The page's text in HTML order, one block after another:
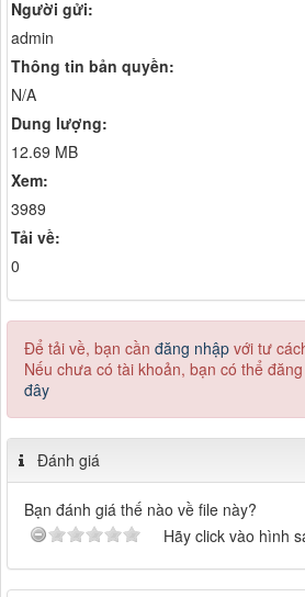
Người gửi:
admin
Thông tin bản quyền:
N/A
Dung lượng:
12.69 MB
Xem:
3989
Tải về:
0
Để tải về, bạn cần đăng nhập với tư
Nếu chưa có tài khoản, bạn có thể
đây
Đánh giá
Bạn đánh giá thế nào về file này?
Hãy click vào hình